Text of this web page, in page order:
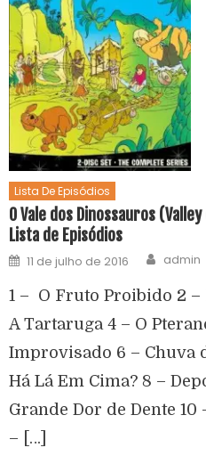
Lista De Episódios
O Vale dos Dinossauros
Lista de Episódios
11 de julho de 2016 admin
1 – O Fruto Proibido 2 –
A Tartaruga 4 – O
Improvisado 6 – Chuva
Há Lá Em Cima? 8 –
Grande Dor de Dente 10
– […]